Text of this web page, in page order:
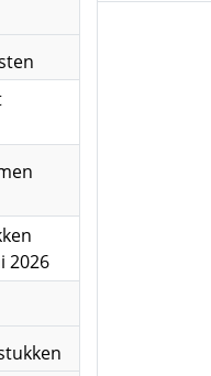
2026